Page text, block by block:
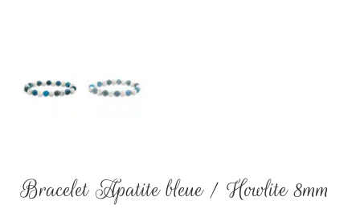
Bracelet Apatite bleue / Howlite 8mm